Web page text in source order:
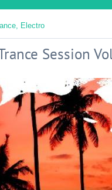
Electro
Session